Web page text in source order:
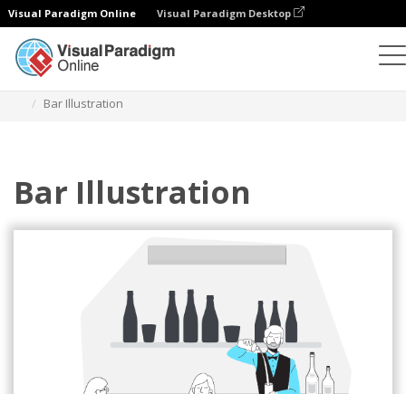
Visual Paradigm Online Visual Paradigm Desktop
Bar Illustration
Bar Illustration